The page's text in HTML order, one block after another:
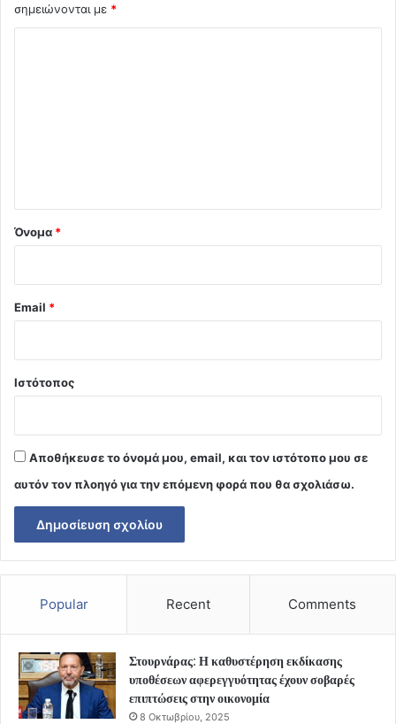
σημειώνονται με *
Όνομα *
Email *
Ιστότοπος
Αποθήκευσε το όνομά μου, email, και τον ιστότοπο μου σε
αυτόν τον πλοηγό για την επόμενη φορά που θα σχολιάσω.
Popular Recent Comments
Στουρνάρας: Η καθυστέρηση εκδίκασης
υποθέσεων αφερεγγυότητας έχουν σοβαρές
επιπτώσεις στην οικονομία
8 Οκτωβρίου, 2025